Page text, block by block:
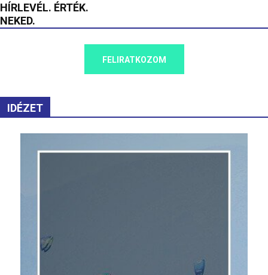
HÍRLEVÉL. ÉRTÉK.
NEKED.
FELIRATKOZOM
IDÉZET